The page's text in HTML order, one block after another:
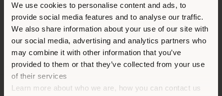
We use cookies to personalise content and ads, to
provide social media features and to analyse our traffic.
We also share information about your use of our site with
our social media, advertising and analytics partners who
may combine it with other information that you’ve
provided to them or that they’ve collected from your use
of their services
Learn more about who we are, how you can contact us
[email protected]
EINEN TERMIN ANFRAGEN
Sie browsen in einem anderen
Land als Ihrem Standort. Wir
empfehlen Ihnen, sich richtig
zu orientieren, um Einkäufe
tätigen zu können. (us)